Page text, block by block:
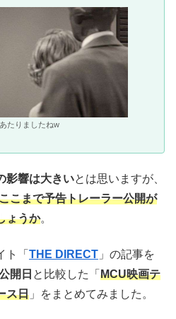
たりましたねw
影響は大きいとは思いますが、
こまで予告トレーラー公開が
ょうか。
ト「 THE DIRECT 」の記事を
開日 と比較した「 MCU映画テ
ス日 」をまとめてみました。